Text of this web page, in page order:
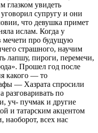
глазком увидеть
супругу и они
что девушка примет
ислам. Когда у
про будущую
страшного, научим
лапшу, пироги, перемечи,
Прошел год после
какого — то
— Хазрата спросили
разговаривать по
уч- пучмак и другие
и татарским акцентом
наоборот, всех нас